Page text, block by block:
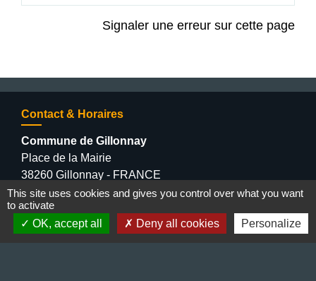
Signaler une erreur sur cette page
Contact & Horaires
Commune de Gillonnay
Place de la Mairie
38260 Gillonnay - FRANCE
+33 4 74 20 53 44
Contact par formulaire
This site uses cookies and gives you control over what you want
to activate
OK, accept all
Deny all cookies Personalize